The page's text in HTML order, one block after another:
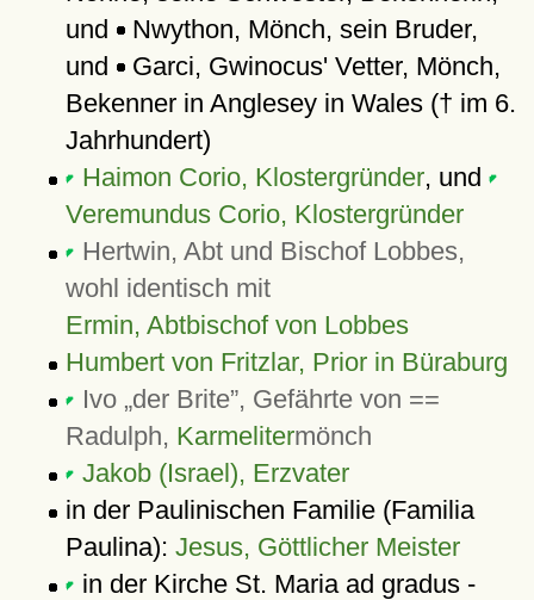
und Nwython, Mönch, sein Bruder,
und Garci, Gwinocus' Vetter, Mönch,
Bekenner in Anglesey in Wales († im 6.
Jahrhundert)
Haimon Corio, Klostergründer, und
Veremundus Corio, Klostergründer
Hertwin, Abt und Bischof Lobbes,
wohl identisch mit
Ermin, Abtbischof von Lobbes
Humbert von Fritzlar, Prior in Büraburg
Ivo der Brite , Gefährte von ==
Radulph, Karmelitermönch
Jakob (Israel), Erzvater
in der Paulinischen Familie (Familia
Paulina): Jesus, Göttlicher Meister
in der Kirche St. Maria ad gradus -